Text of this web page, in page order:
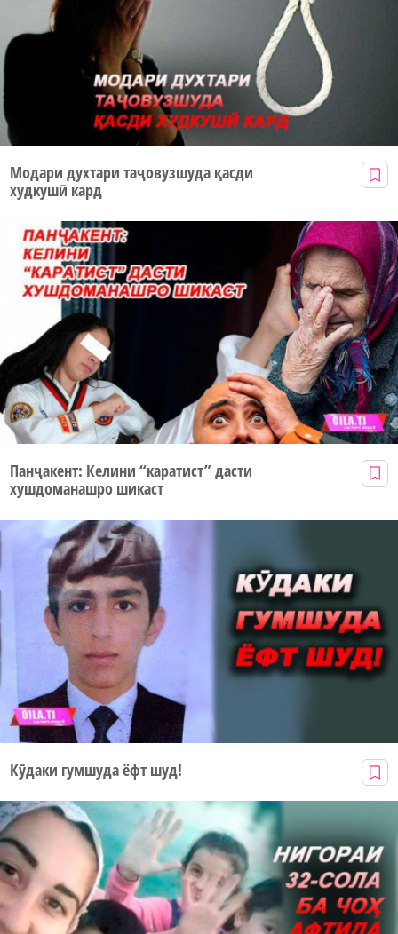
Модари духтари таҷовузшуда қасди
худкушӣ кард
Панҷакент: Келини “каратист” дасти
хушдоманашро шикаст
Кӯдаки гумшуда ёфт шуд!